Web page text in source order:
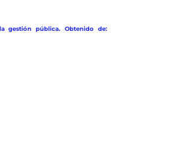
gestión pública. Obtenido de: